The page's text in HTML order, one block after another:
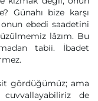
Günahı bize karşı
ebedi saadetini
lâzım. Bu
tabii. İbadet
gördüğümüz; ama
de